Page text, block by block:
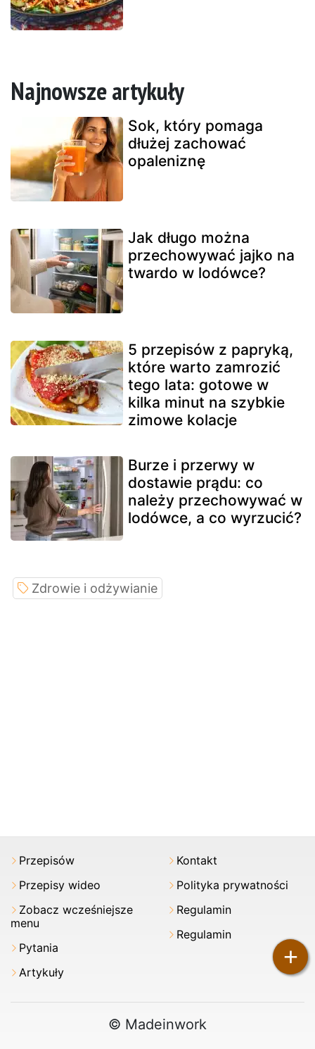
Najnowsze artykuły
Sok, który pomaga
dłużej zachować
opaleniznę
Jak długo można
przechowywać jajko na
twardo w lodówce?
5 przepisów z papryką,
które warto zamrozić
tego lata: gotowe w
kilka minut na szybkie
zimowe kolacje
Burze i przerwy w
dostawie prądu: co
należy przechowywać w
lodówce, a co wyrzucić?
+
Zdrowie i odżywianie
Przepisów
Przepisy wideo
Zobacz wcześniejsze
menu
Pytania
Artykuły
Kontakt
Polityka prywatności
Regulamin
Regulamin
© Madeinwork